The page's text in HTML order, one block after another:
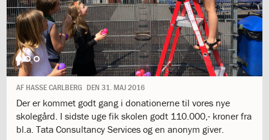
days
of
giving
1.12:
Let
it
1.13:
Move
it!
1.14:
Ucycle
We
AF HASSE CARLBERG DEN 31. MAJ 2016
Der er kommet godt gang i donationerne til vores nye
skolegård. I sidste uge fik skolen godt 110.000,- kroner fra
bl.a. Tata Consultancy Services og en anonym giver.